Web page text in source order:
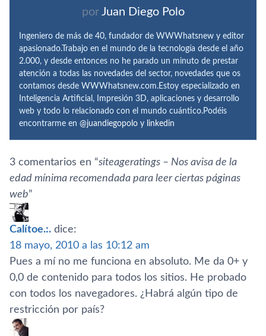
por Juan Diego Polo
Ingeniero de más de 40, fundador de WWWhatsnew y editor
apasionado.Trabajo en el mundo de la tecnología desde el año
2.000, y desde entonces no he parado un minuto de prestar
atención a todas las novedades del sector, novedades que os
contamos desde WWWhatsnew.com.Estoy especializado en
Inteligencia Artificial, Impresión 3D, aplicaciones y desarrollo
web y todo lo relacionado con el mundo cuántico.Podéis
encontrarme en @juandiegopolo y linkedin
3 comentarios en “siteageratings – Nos avisa de la
edad mí­nima recomendada para leer ciertas páginas
web”
Calí­toe.:. dice:
18 mayo, 2010 a las 10:12 am
Pues a mí­ no me funciona en absoluto. Me da 0+ y
0,0 de contenido para todos los sitios. He probado
con todos los navegadores. ¿Habrá algún tipo de
restricción por paí­s?